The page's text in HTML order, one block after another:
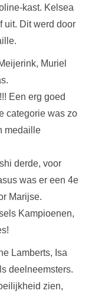
kast. Kelsea
uit. Dit werd door
Muriel
Een erg goed
categorie was zo
medaille
derde, voor
was er een 4e
Marijse.
Kampioenen,
Lamberts, Isa
deelneemsters.
zien,